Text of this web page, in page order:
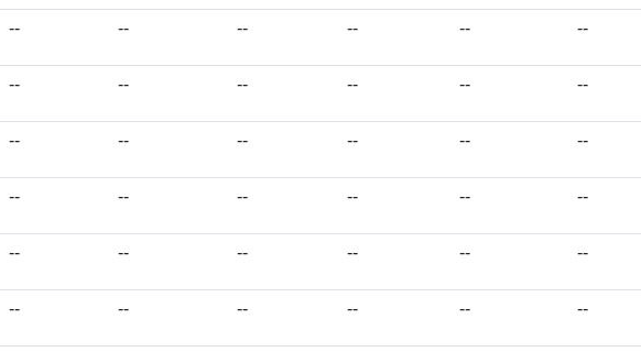
-- -- -- -- -- --
-- -- -- -- -- --
-- -- -- -- -- --
-- -- -- -- -- --
-- -- -- -- -- --
-- -- -- -- -- --